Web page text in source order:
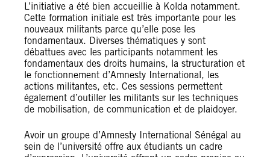
L’initiative a été bien accueillie à Kolda notamment.
Cette formation initiale est très importante pour les
nouveaux militants parce qu’elle pose les
fondamentaux. Diverses thématiques y sont
débattues avec les participants notamment les
fondamentaux des droits humains, la structuration et
le fonctionnement d’Amnesty International, les
actions militantes, etc. Ces sessions permettent
également d’outiller les militants sur les techniques
de mobilisation, de communication et de plaidoyer.
Avoir un groupe d’Amnesty International Sénégal au
sein de l’université offre aux étudiants un cadre